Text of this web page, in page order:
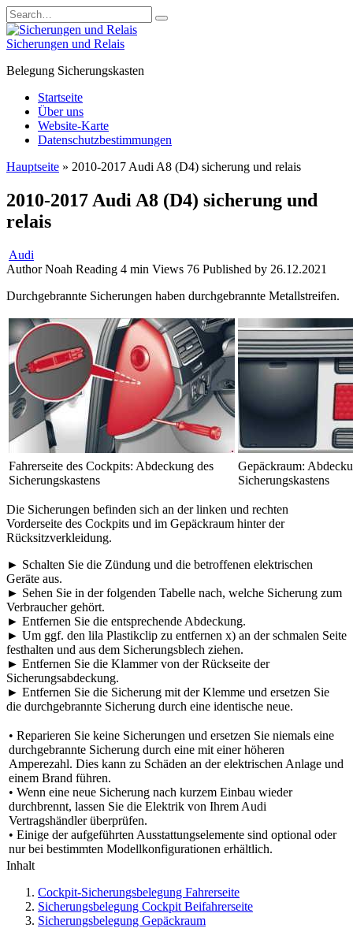
Skip
to
content
Search
for:
Sicherungen und Relais
Belegung Sicherungskasten
Startseite
Über uns
Website-Karte
Datenschutzbestimmungen
Hauptseite » 2010-2017 Audi A8 (D4) sicherung und relais
2010-2017 Audi A8 (D4) sicherung und
relais
Audi
Author Noah Reading 4 min Views 76 Published by 26.12.2021
Durchgebrannte Sicherungen haben durchgebrannte Metallstreifen.
Fahrerseite des Cockpits: Abdeckung des
Sicherungskastens
Gepäckraum:
Sicherungskastens
Die Sicherungen befinden sich an der linken und rechten
Vorderseite des Cockpits und im Gepäckraum hinter der
Rücksitzverkleidung.
► Schalten Sie die Zündung und die betroffenen elektrischen
Geräte aus.
► Sehen Sie in der folgenden Tabelle nach, welche Sicherung zum
Verbraucher gehört.
► Entfernen Sie die entsprechende Abdeckung.
► Um ggf. den lila Plastikclip zu entfernen x) an der schmalen Seite
festhalten und aus dem Sicherungsblech ziehen.
► Entfernen Sie die Klammer von der Rückseite der
Sicherungsabdeckung.
► Entfernen Sie die Sicherung mit der Klemme und ersetzen Sie
die durchgebrannte Sicherung durch eine identische neue.
• Reparieren Sie keine Sicherungen und ersetzen Sie niemals eine
durchgebrannte Sicherung durch eine mit einer höheren
Amperezahl. Dies kann zu Schäden an der elektrischen Anlage und
einem Brand führen.
• Wenn eine neue Sicherung nach kurzem Einbau wieder
durchbrennt, lassen Sie die Elektrik von Ihrem Audi
Vertragshändler überprüfen.
• Einige der aufgeführten Ausstattungselemente sind optional oder
nur bei bestimmten Modellkonfigurationen erhältlich.
Inhalt
Cockpit-Sicherungsbelegung Fahrerseite
Sicherungsbelegung Cockpit Beifahrerseite
Sicherungsbelegung Gepäckraum